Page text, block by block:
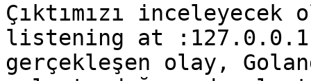
Çıktımızı
listening at
gerçekleşen olay,